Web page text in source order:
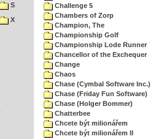
S
X
Challenge 5
Chambers of Zorp
Champion, The
Championship Golf
Championship Lode Runner
Chancellor of the Exchequer
Change
Chaos
Chase (Cymbal Software Inc.)
Chase (Friday Fun Software)
Chase (Holger Bommer)
Chatterbee
Chcete být milionářem
Chcete být milionářem II